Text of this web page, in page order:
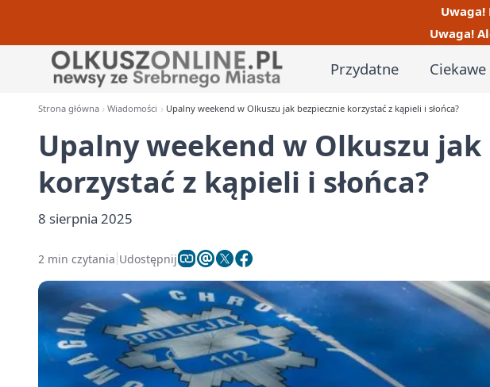
Uwaga!
Uwaga!
Przydatne Ciekawe
Strona główna Wiadomości Upalny weekend w Olkuszu jak bezpiecznie korzystać z kąpieli i słońca?
Upalny weekend w Olkuszu jak
korzystać z kąpieli i słońca?
8 sierpnia 2025
2 min czytania Udostępnij